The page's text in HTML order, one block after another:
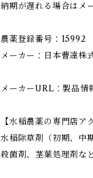
納期が遅れる場合はメ
農薬登録番号：15992
メーカー：日本曹達株
メーカーURL：製品
【水稲農薬の専門店ア
水稲除草剤（初期、中
殺菌剤、茎葉処理剤な